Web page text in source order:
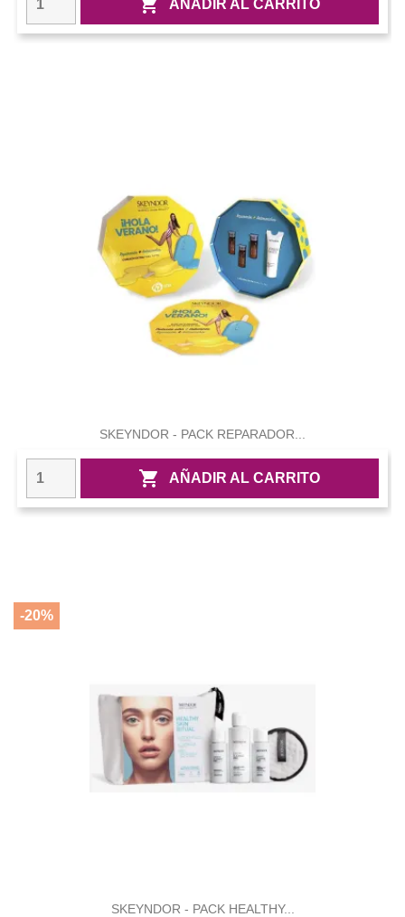
AÑADIR AL CARRITO
SKEYNDOR - PACK REPARADOR...
 AÑADIR AL CARRITO
SKEYNDOR - PACK HEALTHY...
-20%